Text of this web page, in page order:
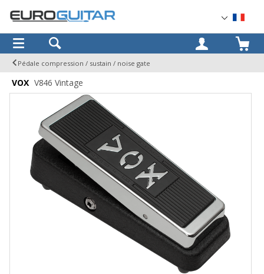
OK
Pédale compression / sustain / noise gate
VOX V846 Vintage